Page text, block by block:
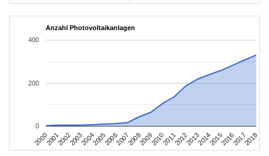
Anzahl Photovoltaikanlagen
2000200120022003200420052006200720082009201020112012201320142015201620172018
0
200
400